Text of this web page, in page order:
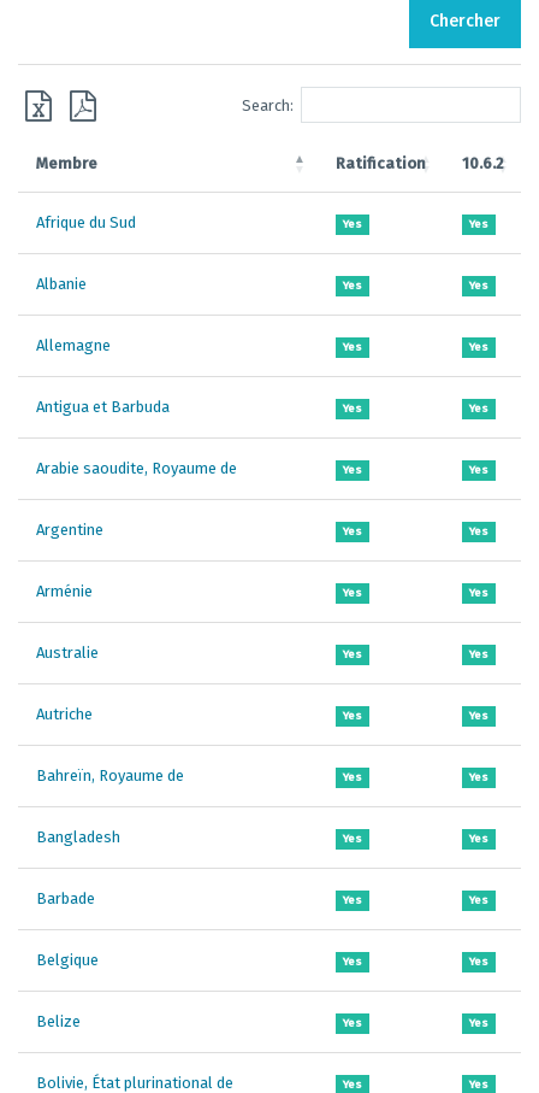
Chercher
Search:
Membre Ratification 10.6.2
Afrique du Sud Yes Yes
Albanie Yes Yes
Allemagne Yes Yes
Antigua et Barbuda Yes Yes
Arabie saoudite, Royaume de Yes Yes
Argentine Yes Yes
Arménie Yes Yes
Australie Yes Yes
Autriche Yes Yes
Bahreïn, Royaume de Yes Yes
Bangladesh Yes Yes
Barbade Yes Yes
Belgique Yes Yes
Belize Yes Yes
Bolivie, État plurinational de Yes Yes